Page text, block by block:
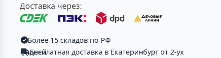
Доставка через:
Более 15 складов по РФ
Бесплатная доставка в Екатеринбург от 2-ух дней